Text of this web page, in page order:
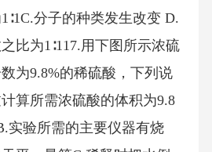
分子的种类发生改变 D.
比为1∶117.用下图所示浓硫
为9.8%的稀硫酸，下列说
算所需浓硫酸的体积为9.8
实验所需的主要仪器有烧